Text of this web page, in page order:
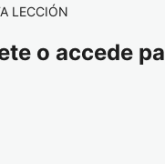
LECCIÓN
o accede